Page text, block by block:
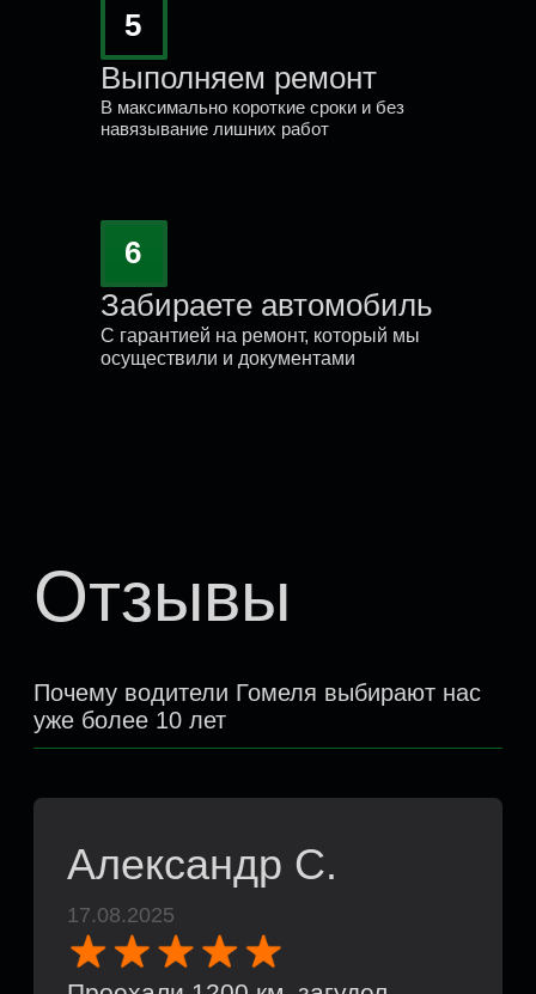
6
Забираете автомобиль
С гарантией на ремонт, который мы
осуществили и документами
5
Выполняем ремонт
В максимально короткие сроки и без
навязывание лишних работ
на диагностику
ужесегодня
Номер телефона*
+375
Даю согласие на обработку персональных
данных.